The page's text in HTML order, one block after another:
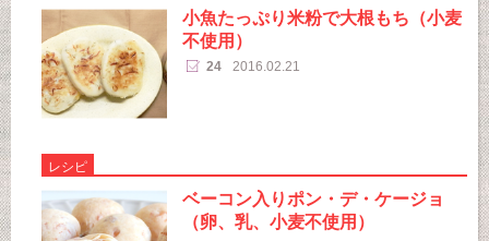
小魚たっぷり米粉で大根もち（小麦
不使用）
24 2016.02.21
レシピ
ベーコン入りポン・デ・ケージョ
（卵、乳、小麦不使用）